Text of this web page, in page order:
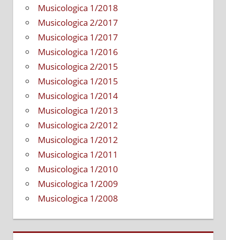
Musicologica 1/2018
Musicologica 2/2017
Musicologica 1/2017
Musicologica 1/2016
Musicologica 2/2015
Musicologica 1/2015
Musicologica 1/2014
Musicologica 1/2013
Musicologica 2/2012
Musicologica 1/2012
Musicologica 1/2011
Musicologica 1/2010
Musicologica 1/2009
Musicologica 1/2008